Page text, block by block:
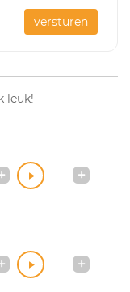
versturen
leuk!